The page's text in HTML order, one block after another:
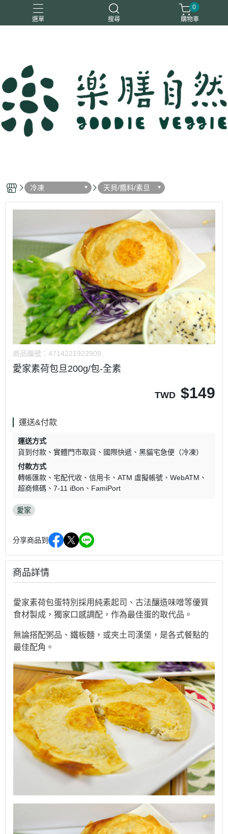
選單 搜尋
一樂鶴
0
購物車
冷凍 天貝/醬料/素旦
商品編號： 4714221922909
愛家素荷包旦200g/包-全素
TWD $149
運送&付款
運送方式
貨到付款
實體門市取貨 國際快遞
黑貓宅急便（冷凍）
付款方式
轉帳匯款
宅配代收 信用卡 ATM 虛擬帳號
WebATM
超商條碼
7-11 iBon FamiPort
愛家
分享商品到
商品詳情
愛家素荷包蛋特別採用純素起司、古法釀造味噌等優質
食材製成，獨家口感調配，作為最佳蛋的取代品。
無論搭配粥品、鐵板麵，或夾土司漢堡，是各式餐點的
最佳配角。